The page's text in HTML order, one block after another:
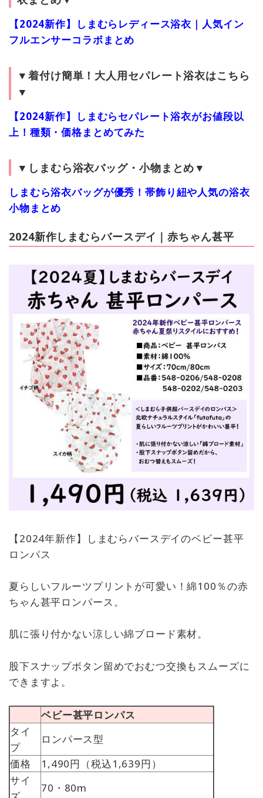
【2024新作】しまむらレディース浴衣｜人気イン
フルエンサーコラボまとめ
▼着付け簡単！大人用セパレート浴衣はこちら
▼
【2024新作】しまむらセパレート浴衣がお値段以
上！種類・価格まとめてみた
▼しまむら浴衣バッグ・小物まとめ▼
しまむら浴衣バッグが優秀！帯飾り紐や人気の浴衣
小物まとめ
2024新作しまむらバースデイ｜赤ちゃん甚平
【2024年新作】しまむらバースデイのベビー甚平
ロンパス
夏らしいフルーツプリントが可愛い！綿100％の赤
ちゃん甚平ロンパース。
肌に張り付かない涼しい綿ブロード素材。
股下スナップボタン留めでおむつ交換もスムーズに
できますよ。
ベビー甚平ロンパス
タイ
プ
ロンパース型
価格
1,490円（税込1,639円）
サイ
70・80m